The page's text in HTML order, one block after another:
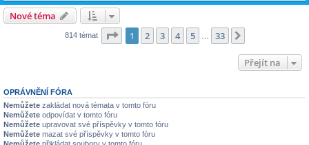
Nové téma
814 témat Stránka z 33
1 2 3 4 5 33
Přejít na
OPRÁVNĚNÍ FÓRA
Nemůžete zakládat nová témata v tomto fóru
Nemůžete odpovídat v tomto fóru
Nemůžete upravovat své příspěvky v tomto fóru
Nemůžete mazat své příspěvky v tomto fóru